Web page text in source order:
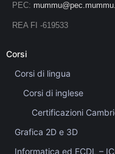
PEC:
REA FI -619533
Corsi
Corsi di lingua
Corsi di inglese
Certificazioni
Grafica 2D e 3D
Informatica ed ECDL –